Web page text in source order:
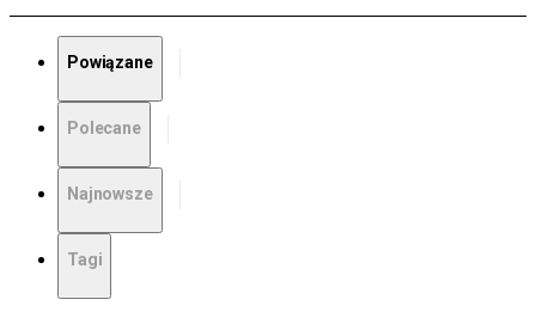
Powiązane
Polecane
Najnowsze
Tagi